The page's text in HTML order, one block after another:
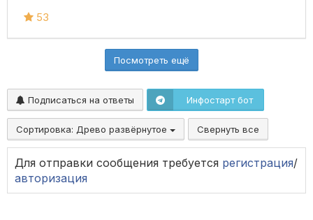
53
Посмотреть ещё
Подписаться на ответы Инфостарт бот
Сортировка: Древо развёрнутое Свернуть все
Для отправки сообщения требуется регистрация/
авторизация